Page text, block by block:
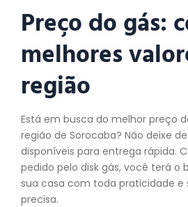
Preço do gás:
melhores
região
Está em busca do melhor preço
região de Sorocaba? Não deixe
disponíveis para entrega rápida.
pedido pelo disk gás, você terá o
sua casa com toda praticidade e
precisa.